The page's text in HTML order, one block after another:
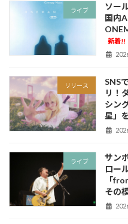
ライブ
ソー
国内
新着!!
リリース
SNS
リ！
シン
星」
ライブ
サン
ロー
「
その